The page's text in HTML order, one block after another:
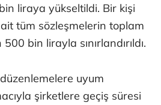
liraya yükseltildi. Bir kişi
tüm sözleşmelerin toplam
bin lirayla sınırlandırıldı.
uyum
şirketlere geçiş süresi